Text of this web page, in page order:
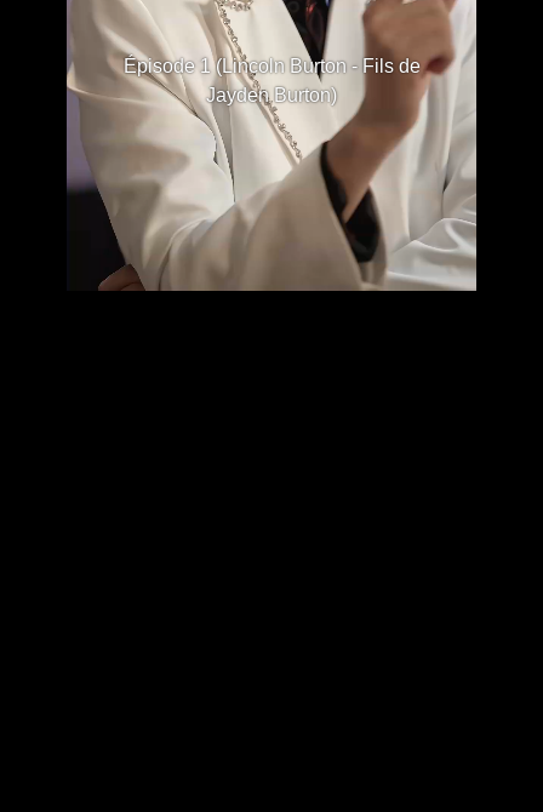
Épisode 1 (Lincoln Burton - Fils de
Jayden Burton)